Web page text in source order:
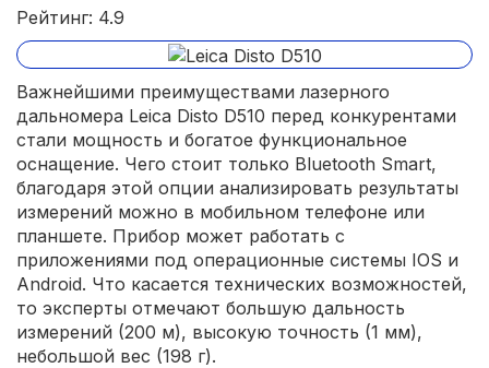
Рейтинг: 4.9
Важнейшими преимуществами лазерного
дальномера Leica Disto D510 перед конкурентами
стали мощность и богатое функциональное
оснащение. Чего стоит только Bluetooth Smart,
благодаря этой опции анализировать результаты
измерений можно в мобильном телефоне или
планшете. Прибор может работать с
приложениями под операционные системы IOS и
Android. Что касается технических возможностей,
то эксперты отмечают большую дальность
измерений (200 м), высокую точность (1 мм),
небольшой вес (198 г).